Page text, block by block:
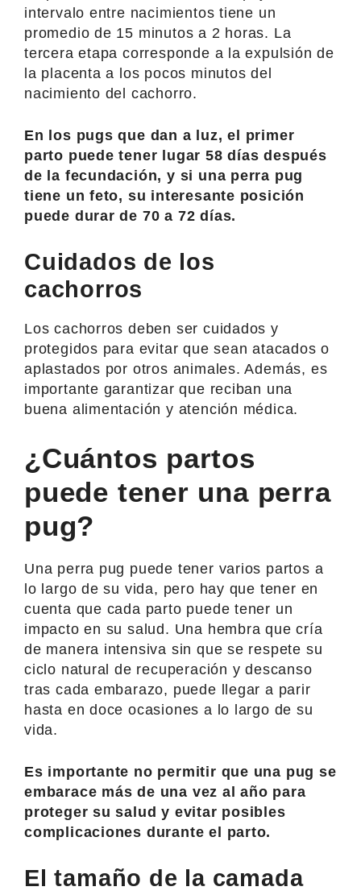
intervalo entre nacimientos tiene un
promedio de 15 minutos a 2 horas. La
tercera etapa corresponde a la expulsión de
la placenta a los pocos minutos del
nacimiento del cachorro.
En los pugs que dan a luz, el primer
parto puede tener lugar 58 días después
de la fecundación, y si una perra pug
tiene un feto, su interesante posición
puede durar de 70 a 72 días.
Cuidados de los
cachorros
Los cachorros deben ser cuidados y
protegidos para evitar que sean atacados o
aplastados por otros animales. Además, es
importante garantizar que reciban una
buena alimentación y atención médica.
¿Cuántos partos
puede tener una perra
pug?
Una perra pug puede tener varios partos a
lo largo de su vida, pero hay que tener en
cuenta que cada parto puede tener un
impacto en su salud. Una hembra que cría
de manera intensiva sin que se respete su
ciclo natural de recuperación y descanso
tras cada embarazo, puede llegar a parir
hasta en doce ocasiones a lo largo de su
vida.
Es importante no permitir que una pug se
embarace más de una vez al año para
proteger su salud y evitar posibles
complicaciones durante el parto.
El tamaño de la camada